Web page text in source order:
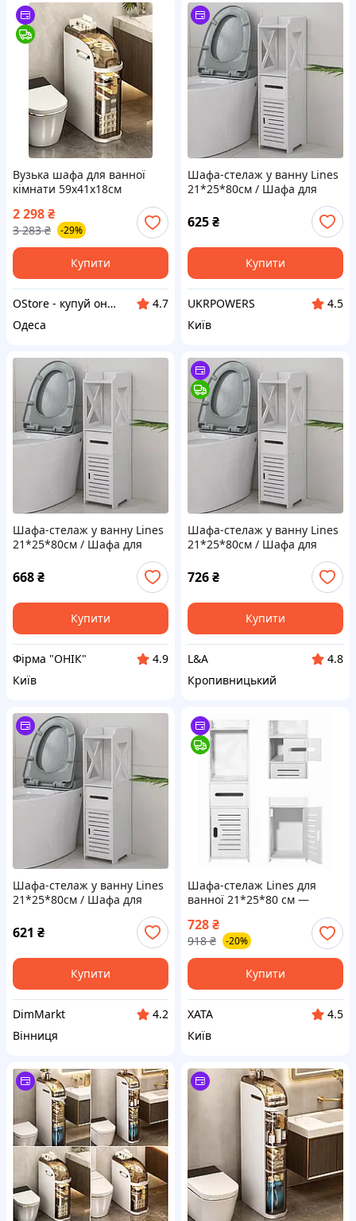
Вузька шафа для ванної
кімнати 59х41х18см
колесах органайзер у ванну
та туалет
2 298₴
3 283 ₴ -29%
Купити
OStore - купуй онлайн!
4.7
Одеса
Шафа-стелаж у ванну Lines
21*25*80см / Шафа для
підлоги для ванної кімнати
625₴
Купити
UKRPOWERS
4.5
Київ
Шафа-стелаж у ванну Lines
21*25*80см / Шафа для
підлоги для ванної кімнати
668₴
Купити
Фірма "ОНІК"
4.9
Київ
Шафа-стелаж у ванну Lines
21*25*80см / Шафа для
підлоги для ванної кімнати
726₴
Купити
L&A
4.8
Кропивницький
Шафа-стелаж у ванну Lines
21*25*80см / Шафа для
підлоги для ванної кімнати
621 ₴
Купити
DimMarkt
4.2
Вінниця
Шафа-стелаж Lines для
ванної 21*25*80 см —
функціональне сховище для
вашої ванної кімнати.
728₴
918 ₴ -20%
Купити
XATA
4.5
Київ